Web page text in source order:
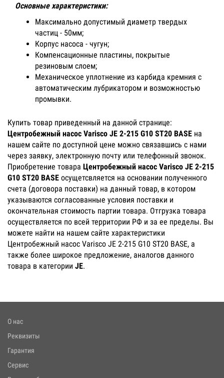
Основные характеристики:
Максимально допустимый диаметр твердых
частиц - 50мм;
Корпус насоса - чугун;
Компенсационные пластины, покрытые
резиновым слоем;
Механическое уплотнение из карбида кремния с
автоматическим лубрикатором и возможностью
промывки.
Купить товар приведенный на данной странице:
Центробежный насос Varisco JE 2-215 G10 ST20 BASE на
нашем сайте по доступной цене можно связавшись с нами
через заявку, электронную почту или телефонный звонок.
Приобретение товара Центробежный насос Varisco JE 2-215
G10 ST20 BASE осущетсвляется на основании полученного
счета (договора поставки) на данный товар, в котором
указываются согласованные условия поставки и
окончательная стоимость партии товара. Отгрузка товара
осуществляется по всей территории РФ и за ее пределы. Вы
можете найти на нашем сайте характеристики
Центробежный насос Varisco JE 2-215 G10 ST20 BASE, а
также более широкое предложение, аналогов данного
товара в категории JE.
О нас
Реквизиты
Гарантия
Сервис